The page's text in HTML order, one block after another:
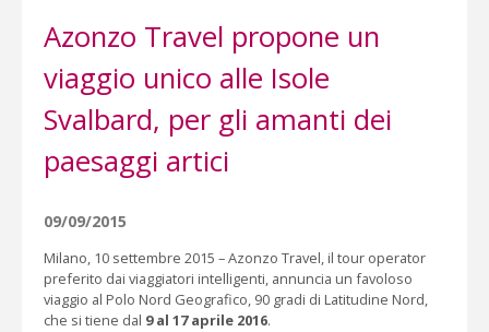
Azonzo Travel propone un
viaggio unico alle Isole
Svalbard, per gli amanti dei
paesaggi artici
09/09/2015
Milano, 10 settembre 2015 – Azonzo Travel, il tour operator
preferito dai viaggiatori intelligenti, annuncia un favoloso
viaggio al Polo Nord Geografico, 90 gradi di Latitudine Nord,
che si tiene dal 9 al 17 aprile 2016.